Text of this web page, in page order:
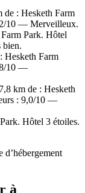
: Hesketh Farm
10 — Merveilleux.
Park. Hôtel
bien.
Farm
10 —
km de : Hesketh
: 9,0/10 —
Hôtel 3 étoiles.
d’hébergement
à